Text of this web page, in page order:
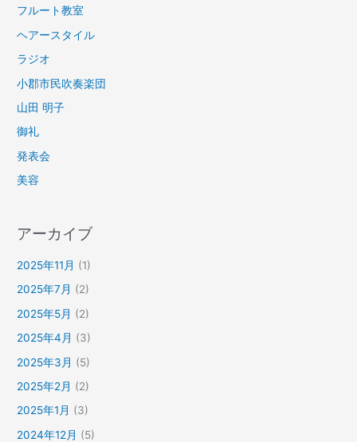
フルート教室
ヘアースタイル
ラジオ
小郡市民吹奏楽団
山田 明子
御礼
発表会
美容
アーカイブ
2025年11月 (1)
2025年7月 (2)
2025年5月 (2)
2025年4月 (3)
2025年3月 (5)
2025年2月 (2)
2025年1月 (3)
2024年12月 (5)